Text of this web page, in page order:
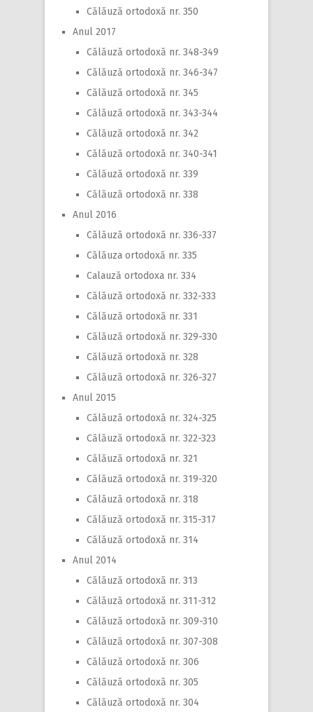
Călăuză ortodoxă nr. 350
Anul 2017
Călăuză ortodoxă nr. 348-349
Călăuză ortodoxă nr. 346-347
Călăuză ortodoxă nr. 345
Călăuză ortodoxă nr. 343-344
Călăuză ortodoxă nr. 342
Călăuză ortodoxă nr. 340-341
Călăuză ortodoxă nr. 339
Călăuză ortodoxă nr. 338
Anul 2016
Călăuză ortodoxă nr. 336-337
Călăuza ortodoxă nr. 335
Calauză ortodoxa nr. 334
Călăuză ortodoxă nr. 332-333
Călăuză ortodoxă nr. 331
Călăuză ortodoxă nr. 329-330
Călăuză ortodoxă nr. 328
Călăuză ortodoxă nr. 326-327
Anul 2015
Călăuză ortodoxă nr. 324-325
Călăuză ortodoxă nr. 322-323
Călăuză ortodoxă nr. 321
Călăuză ortodoxă nr. 319-320
Călăuză ortodoxă nr. 318
Călăuză ortodoxă nr. 315-317
Călăuză ortodoxă nr. 314
Anul 2014
Călăuză ortodoxă nr. 313
Călăuză ortodoxă nr. 311-312
Călăuză ortodoxă nr. 309-310
Călăuză ortodoxă nr. 307-308
Călăuză ortodoxă nr. 306
Călăuză ortodoxă nr. 305
Călăuză ortodoxă nr. 304